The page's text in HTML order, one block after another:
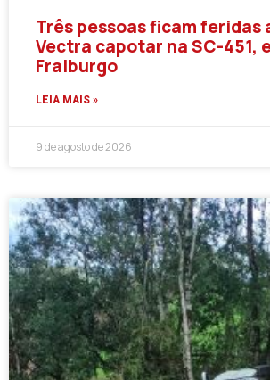
Três pessoas ficam feridas
Vectra capotar na SC-451,
Fraiburgo
LEIA MAIS »
9 de agosto de 2026